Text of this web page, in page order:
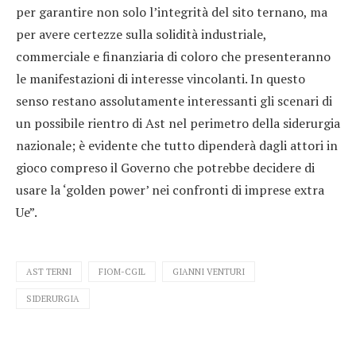
per garantire non solo l’integrità del sito ternano, ma
per avere certezze sulla solidità industriale,
commerciale e finanziaria di coloro che presenteranno
le manifestazioni di interesse vincolanti. In questo
senso restano assolutamente interessanti gli scenari di
un possibile rientro di Ast nel perimetro della siderurgia
nazionale; è evidente che tutto dipenderà dagli attori in
gioco compreso il Governo che potrebbe decidere di
usare la ‘golden power’ nei confronti di imprese extra
Ue”.
AST TERNI FIOM-CGIL GIANNI VENTURI
SIDERURGIA